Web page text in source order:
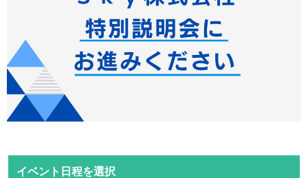
イベント日程を選択